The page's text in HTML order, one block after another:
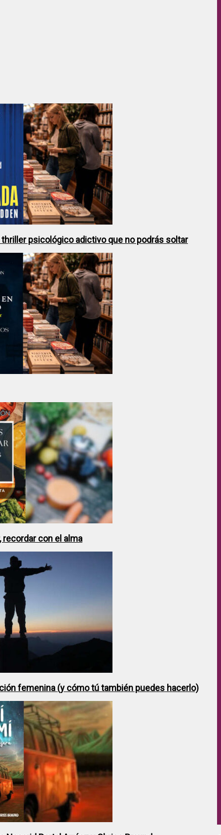
thriller psicológico adictivo que no podrás soltar
recordar con el alma
femenina (y cómo tú también puedes hacerlo)